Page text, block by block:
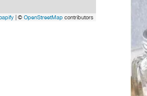
| © OpenStreetMap contributors